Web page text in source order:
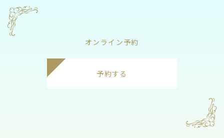
オンライン予約
予約する